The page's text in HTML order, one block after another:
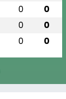
0 0
0 0
0 0